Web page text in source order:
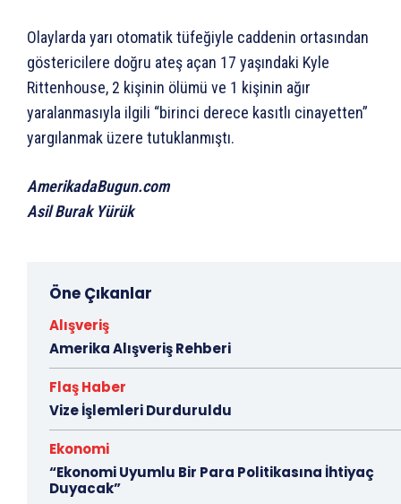
Olaylarda yarı otomatik tüfeğiyle caddenin ortasından
göstericilere doğru ateş açan 17 yaşındaki Kyle
Rittenhouse, 2 kişinin ölümü ve 1 kişinin ağır
yaralanmasıyla ilgili “birinci derece kasıtlı cinayetten”
yargılanmak üzere tutuklanmıştı.
AmerikadaBugun.com
Asil Burak Yürük
Öne Çıkanlar
Alışveriş
Amerika Alışveriş Rehberi
Flaş Haber
Vize İşlemleri Durduruldu
Ekonomi
“Ekonomi Uyumlu Bir Para Politikasına İhtiyaç
Duyacak”